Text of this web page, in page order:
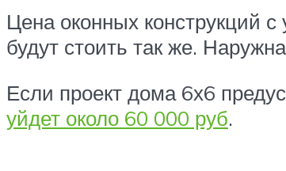
Цена оконных конструкций
будут стоить так же.
Если проект дома 6х6
уйдет около 60 000 руб.